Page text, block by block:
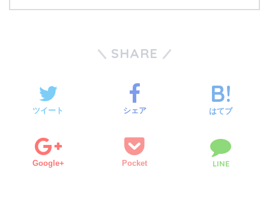
SHARE
ツイート シェア はてブ
Google+ Pocket LINE